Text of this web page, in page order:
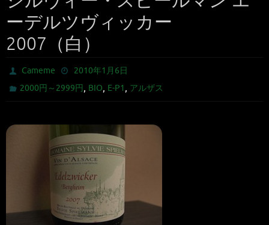
ーデルツヴィッカー
2007（白）
Cameme
2010年1月6日
2000円～2999円 , BIO, E-P1 , アルザス